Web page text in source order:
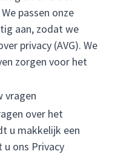
passen onze
aan, zodat we
privacy (AVG). We
zorgen voor het
vragen
over het
u makkelijk een
ons Privacy